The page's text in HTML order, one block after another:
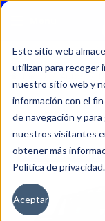
Este sitio web
utilizan para recoger
nuestro sitio web y
información con el
de navegación y
nuestros visitantes
obtener más
Política de privacidad.
Aceptar
Inicio Autos